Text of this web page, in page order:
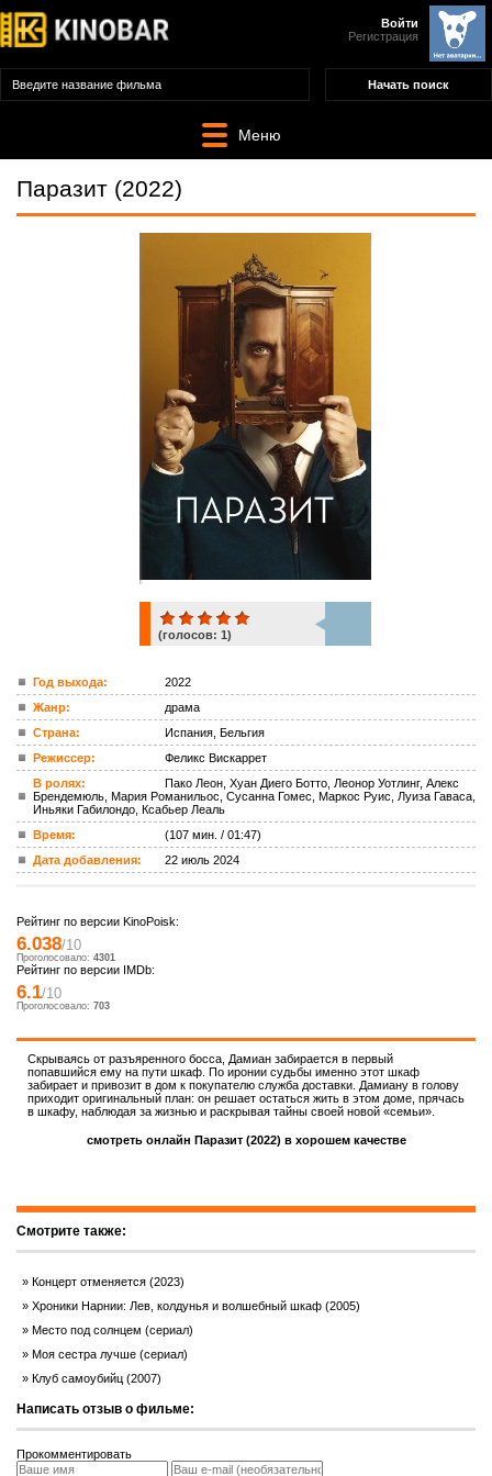
Войти
Регистрация
Меню
Паразит (2022)
ком.
(голосов: 1)
Год выхода:
2022
Жанр:
драма
Страна:
Испания, Бельгия
Режиссер:
Феликс Вискаррет
В ролях:
Пако Леон, Хуан Диего Ботто, Леонор Уотлинг, Алекс
Брендемюль, Мария Романильос, Сусанна Гомес, Маркос Руис, Луиза Гаваса,
Иньяки Габилондо, Ксабьер Леаль
Время:
(107 мин. / 01:47)
Дата добавления:
22 июль 2024
Рейтинг по версии KinoPoisk:
6.038/10
Проголосовало: 4301
Рейтинг по версии IMDb:
6.1/10
Проголосовало: 703
Скрываясь от разъяренного босса, Дамиан забирается в первый
попавшийся ему на пути шкаф. По иронии судьбы именно этот шкаф
забирает и привозит в дом к покупателю служба доставки. Дамиану в голову
приходит оригинальный план: он решает остаться жить в этом доме, прячась
в шкафу, наблюдая за жизнью и раскрывая тайны своей новой «семьи».
смотреть онлайн Паразит (2022) в хорошем качестве
Смотрите также:
Концерт отменяется (2023)
Хроники Нарнии: Лев, колдунья и волшебный шкаф (2005)
Место под солнцем (сериал)
Моя сестра лучше (сериал)
Клуб самоубийц (2007)
Написать отзыв о фильме:
Прокомментировать